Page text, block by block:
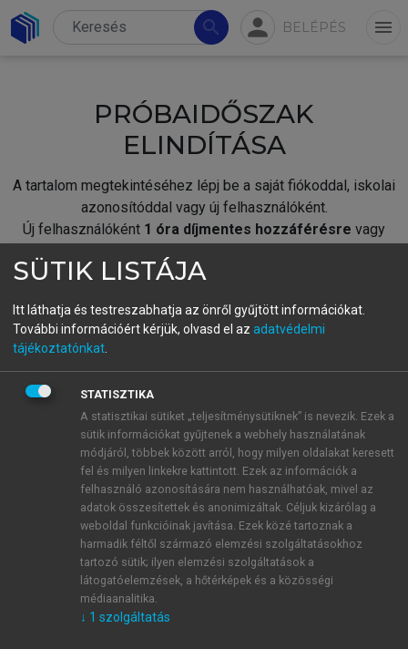
search person BELÉPÉS menu
PRÓBAIDŐSZAK
ELINDÍTÁSA
A tartalom megtekintéséhez lépj be a saját fiókoddal, iskolai
azonosítóddal vagy új felhasználóként.
Új felhasználóként 1 óra díjmentes hozzáférésre vagy
fiókoddal,vagy hozz létre új fiókot.
A regisztráció után apróbaidőszakautomatikusan
BELÉPÉS SAJÁT FIÓKKAL
ÚJ FIÓK LÉTREHOZÁSA
1 óra díjmentes hozzáférés
E-MAIL-CÍM
SÜTIK LISTÁJA
Itt láthatja és testreszabhatja az önről gyűjtött információkat.
További információért kérjük, olvasd el az adatvédelmi
tájékoztatónkat
STATISZTIKA
A statisztikai sütiket „teljesítménysütiknek” is nevezik. Ezek a
sütik információkat gyűjtenek a webhely használatának
módjáról, többek között arról, hogy milyen oldalakat keresett
fel és milyen linkekre kattintott. Ezek az információk a
felhasználó azonosítására nem használhatóak, mivel az
adatok összesítettek és anonimizáltak. Céljuk kizárólag a
weboldal funkcióinak javítása. Ezek közé tartoznak a
harmadik féltől származó elemzési szolgáltatásokhoz
tartozó sütik; ilyen elemzési szolgáltatások a
látogatóelemzések, a hőtérképek és a közösségi
médiaanalitika.
↓ 1 szolgáltatás